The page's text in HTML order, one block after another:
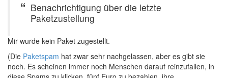
Benachrichtigung über die letzte
Paketzustellung
Mir wurde kein Paket zugestellt.
(Die Paketspam hat zwar sehr nachgelassen, aber es gibt sie
noch. Es scheinen immer noch Menschen darauf reinzufallen, in